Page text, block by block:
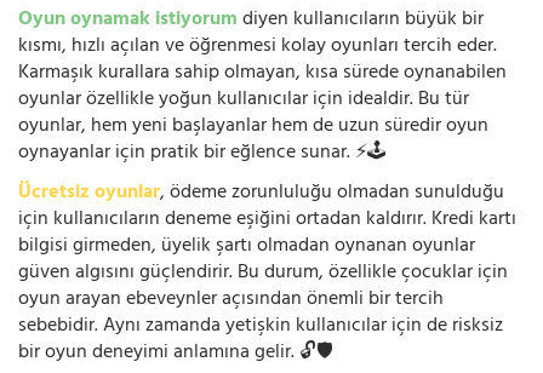
Oyun oynamak istiyorumdiyen kullanıcıların büyük bir
kısmı, hızlı açılan ve öğrenmesi kolay oyunları tercih eder.
Karmaşık kurallara sahip olmayan, kısa sürede oynanabilen
oyunlar özellikle yoğun kullanıcılar için idealdir. Bu tür
oyunlar, hem yeni başlayanlar hem de uzun süredir oyun
oynayanlar için pratik bir eğlence sunar. ⚡🕹️
Ücretsiz oyunlar, ödeme zorunluluğu olmadan sunulduğu
için kullanıcıların deneme eşiğini ortadan kaldırır. Kredi kartı
bilgisi girmeden, üyelik şartı olmadan oynanan oyunlar
güven algısını güçlendirir. Bu durum, özellikle çocuklar için
oyun arayan ebeveynler açısından önemli bir tercih
sebebidir. Aynı zamanda yetişkin kullanıcılar için de risksiz
bir oyun deneyimi anlamına gelir. 🔓🛡️